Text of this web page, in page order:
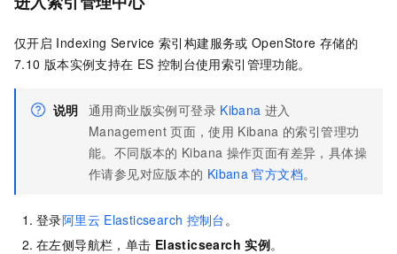
仅开启 Indexing Service 索引构建服务或 OpenStore 存储的
7.10 版本实例支持在 ES 控制台使用索引管理功能。
说明 通用商业版实例可登录 Kibana 进入
Management 页面，使用 Kibana 的索引管理功
能。不同版本的 Kibana 操作页面有差异，具体操
作请参见对应版本的 Kibana 官方文档。
登录阿里云 Elasticsearch 控制台 。
在左侧导航栏，单击 Elasticsearch 实例。